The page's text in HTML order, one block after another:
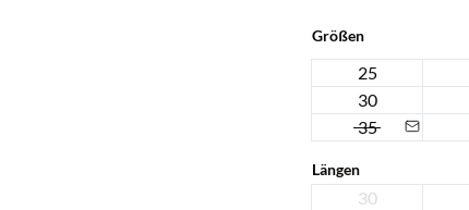
Größen
25
30
35
Längen
30